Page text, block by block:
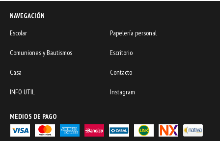
NAVEGACIÓN
Escolar
Papelería personal
Comuniones y Bautismos Escritorio
Casa Contacto
INFO UTIL Instagram
MEDIOS DE PAGO